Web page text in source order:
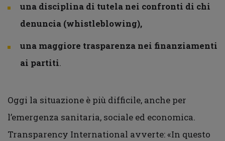
una disciplina di tutela nei confronti di chi
denuncia (whistleblowing),
una maggiore trasparenza nei finanziamenti
ai partiti.
Oggi la situazione è più difficile, anche per
l’emergenza sanitaria, sociale ed economica.
Transparency International avverte: «In questo